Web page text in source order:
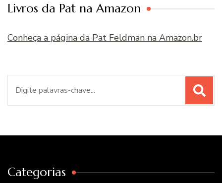
Livros da Pat na Amazon
Conheça a página da Pat Feldman na Amazon.br
Categorias